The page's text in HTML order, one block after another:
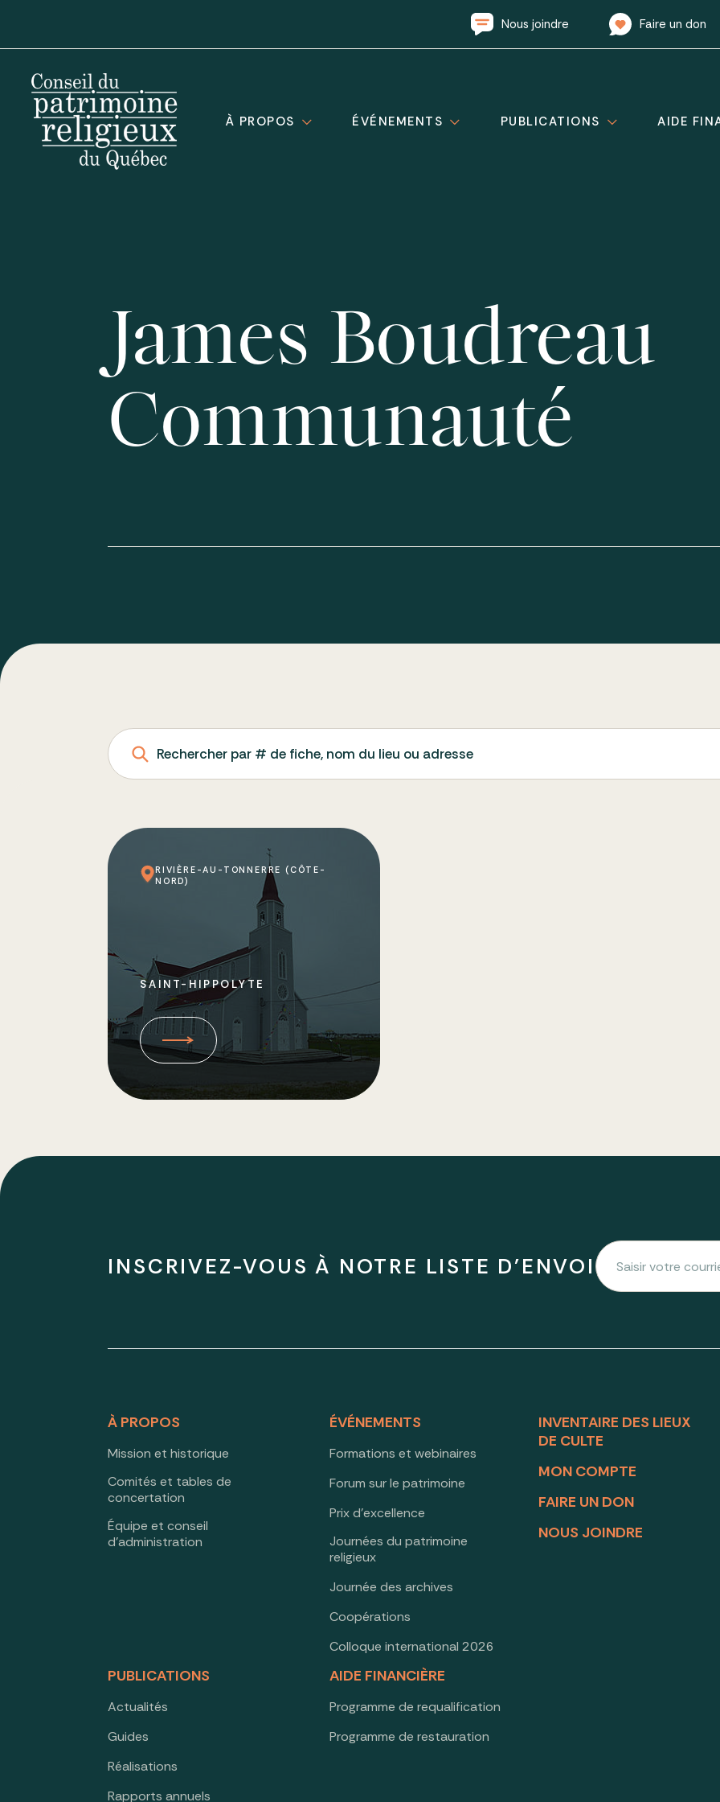
Nous joindre Faire un don
À PROPOS ÉVÉNEMENTS PUBLICATIONS AIDE
James Boudreau
Communauté
Rechercher par # de fiche, nom du lieu ou adresse
RIVIÈRE-AU-TONNERRE (CÔTE-
NORD)
SAINT-HIPPOLYTE
INSCRIVEZ-VOUS À NOTRE LISTE D'ENVOI
À PROPOS
Mission et historique
Comités et tables de
concertation
Équipe et conseil
d’administration
ÉVÉNEMENTS
Formations et webinaires
Forum sur le patrimoine
Prix d’excellence
Journées du patrimoine
religieux
Journée des archives
Coopérations
Colloque international 2026
PUBLICATIONS
Actualités
Guides
Réalisations
Rapports annuels
AIDE FINANCIÈRE
Programme de requalification
Programme de restauration
INVENTAIRE DES LIEUX
DE CULTE
MON COMPTE
FAIRE UN DON
NOUS JOINDRE